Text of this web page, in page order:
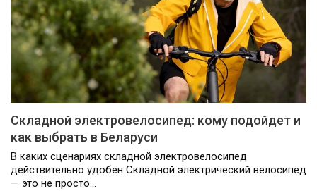
Складной электровелосипед: кому подойдет и
как выбрать в Беларуси
В каких сценариях складной электровелосипед
действительно удобен Складной электрический велосипед
— это не просто…